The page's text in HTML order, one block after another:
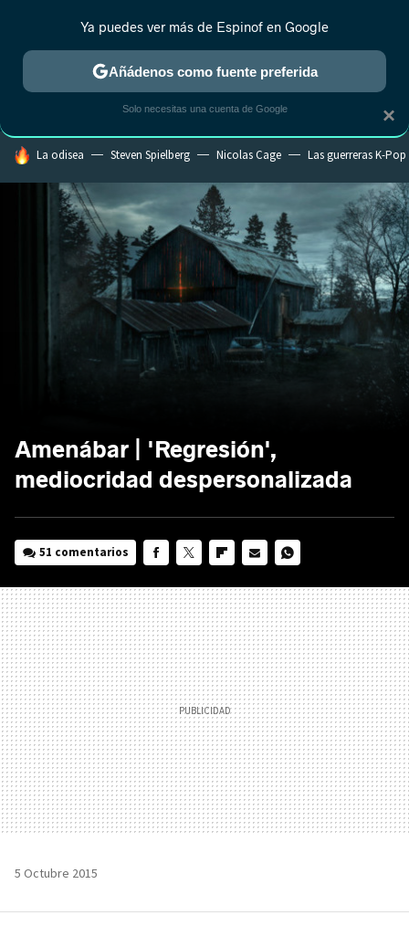
ESTRENOS REALITY ANIME RANKINGS CINE
HOY SE HABLA DE
La odisea Steven Spielberg Nicolas Cage Las guerreras K-Pop
Amenábar | 'Regresión',
mediocridad despersonalizada
51 comentarios
MAIL
5 Octubre 2015
×
Ya puedes ver más de Espinof en Google
Añádenos como fuente preferida
Solo necesitas una cuenta de Google